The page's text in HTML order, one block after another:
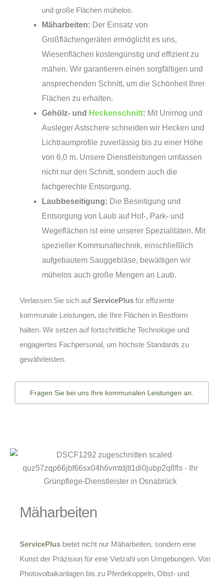
und große Flächen mühelos.
Mäharbeiten: Der Einsatz von
Großflächengeräten ermöglicht es uns,
Wiesenflächen kostengünstig und effizient zu
mähen. Wir garantieren einen sorgfältigen und
ansprechenden Schnitt, um die Schönheit Ihrer
Flächen zu erhalten.
Gehölz- und Heckenschnitt: Mit Unimog und
Ausleger Astschere schneiden wir Hecken und
Lichtraumprofile zuverlässig bis zu einer Höhe
von 6,0 m. Unsere Dienstleistungen umfassen
nicht nur den Schnitt, sondern auch die
fachgerechte Entsorgung.
Laubbeseitigung: Die Beseitigung und
Entsorgung von Laub auf Hof-, Park- und
Wegeflächen ist eine unserer Spezialitäten. Mit
spezieller Kommunaltechnik, einschließlich
aufgebautem Sauggebläse, bewältigen wir
mühelos auch große Mengen an Laub.
Verlassen Sie sich auf ServicePlus für effiziente
kommunale Leistungen, die Ihre Flächen in Bestform
halten. Wir setzen auf fortschrittliche Technologie und
engagiertes Fachpersonal, um höchste Standards zu
gewährleisten.
Fragen Sie bei uns Ihre kommunalen Leistungen an.
Mäharbeiten
ServicePlus bietet nicht nur Mäharbeiten, sondern eine
Kunst der Präzision für eine Vielzahl von Umgebungen. Von
Photovoltaikanlagen bis zu Pferdekoppeln, Obst- und